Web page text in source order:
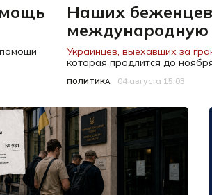
Наших
Украинцев, выехавших за
которая продлится до
Категория
ПОЛИТИКА
Дата публикации
04 августа 15:03